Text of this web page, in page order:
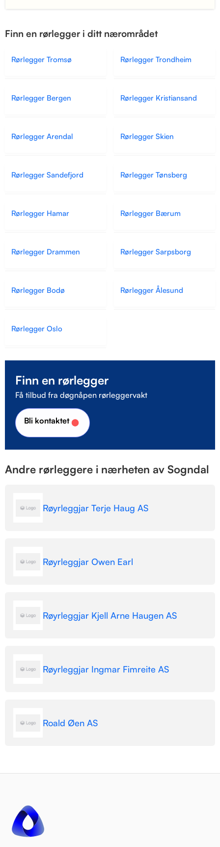
Finn en rørlegger i ditt nærområdet
Rørlegger Tromsø Rørlegger Trondheim
Rørlegger Bergen Rørlegger Kristiansand
Rørlegger Arendal Rørlegger Skien
Rørlegger Sandefjord Rørlegger Tønsberg
Rørlegger Hamar Rørlegger Bærum
Rørlegger Drammen Rørlegger Sarpsborg
Rørlegger Bodø Rørlegger Ålesund
Rørlegger Oslo
Finn en rørlegger
Få tilbud fra døgnåpen rørleggervakt
Bli kontaktet
Andre rørleggere i nærheten av Sogndal
Røyrleggjar Terje Haug AS
Røyrleggjar Owen Earl
Røyrleggjar Kjell Arne Haugen AS
Røyrleggjar Ingmar Fimreite AS
Roald Øen AS